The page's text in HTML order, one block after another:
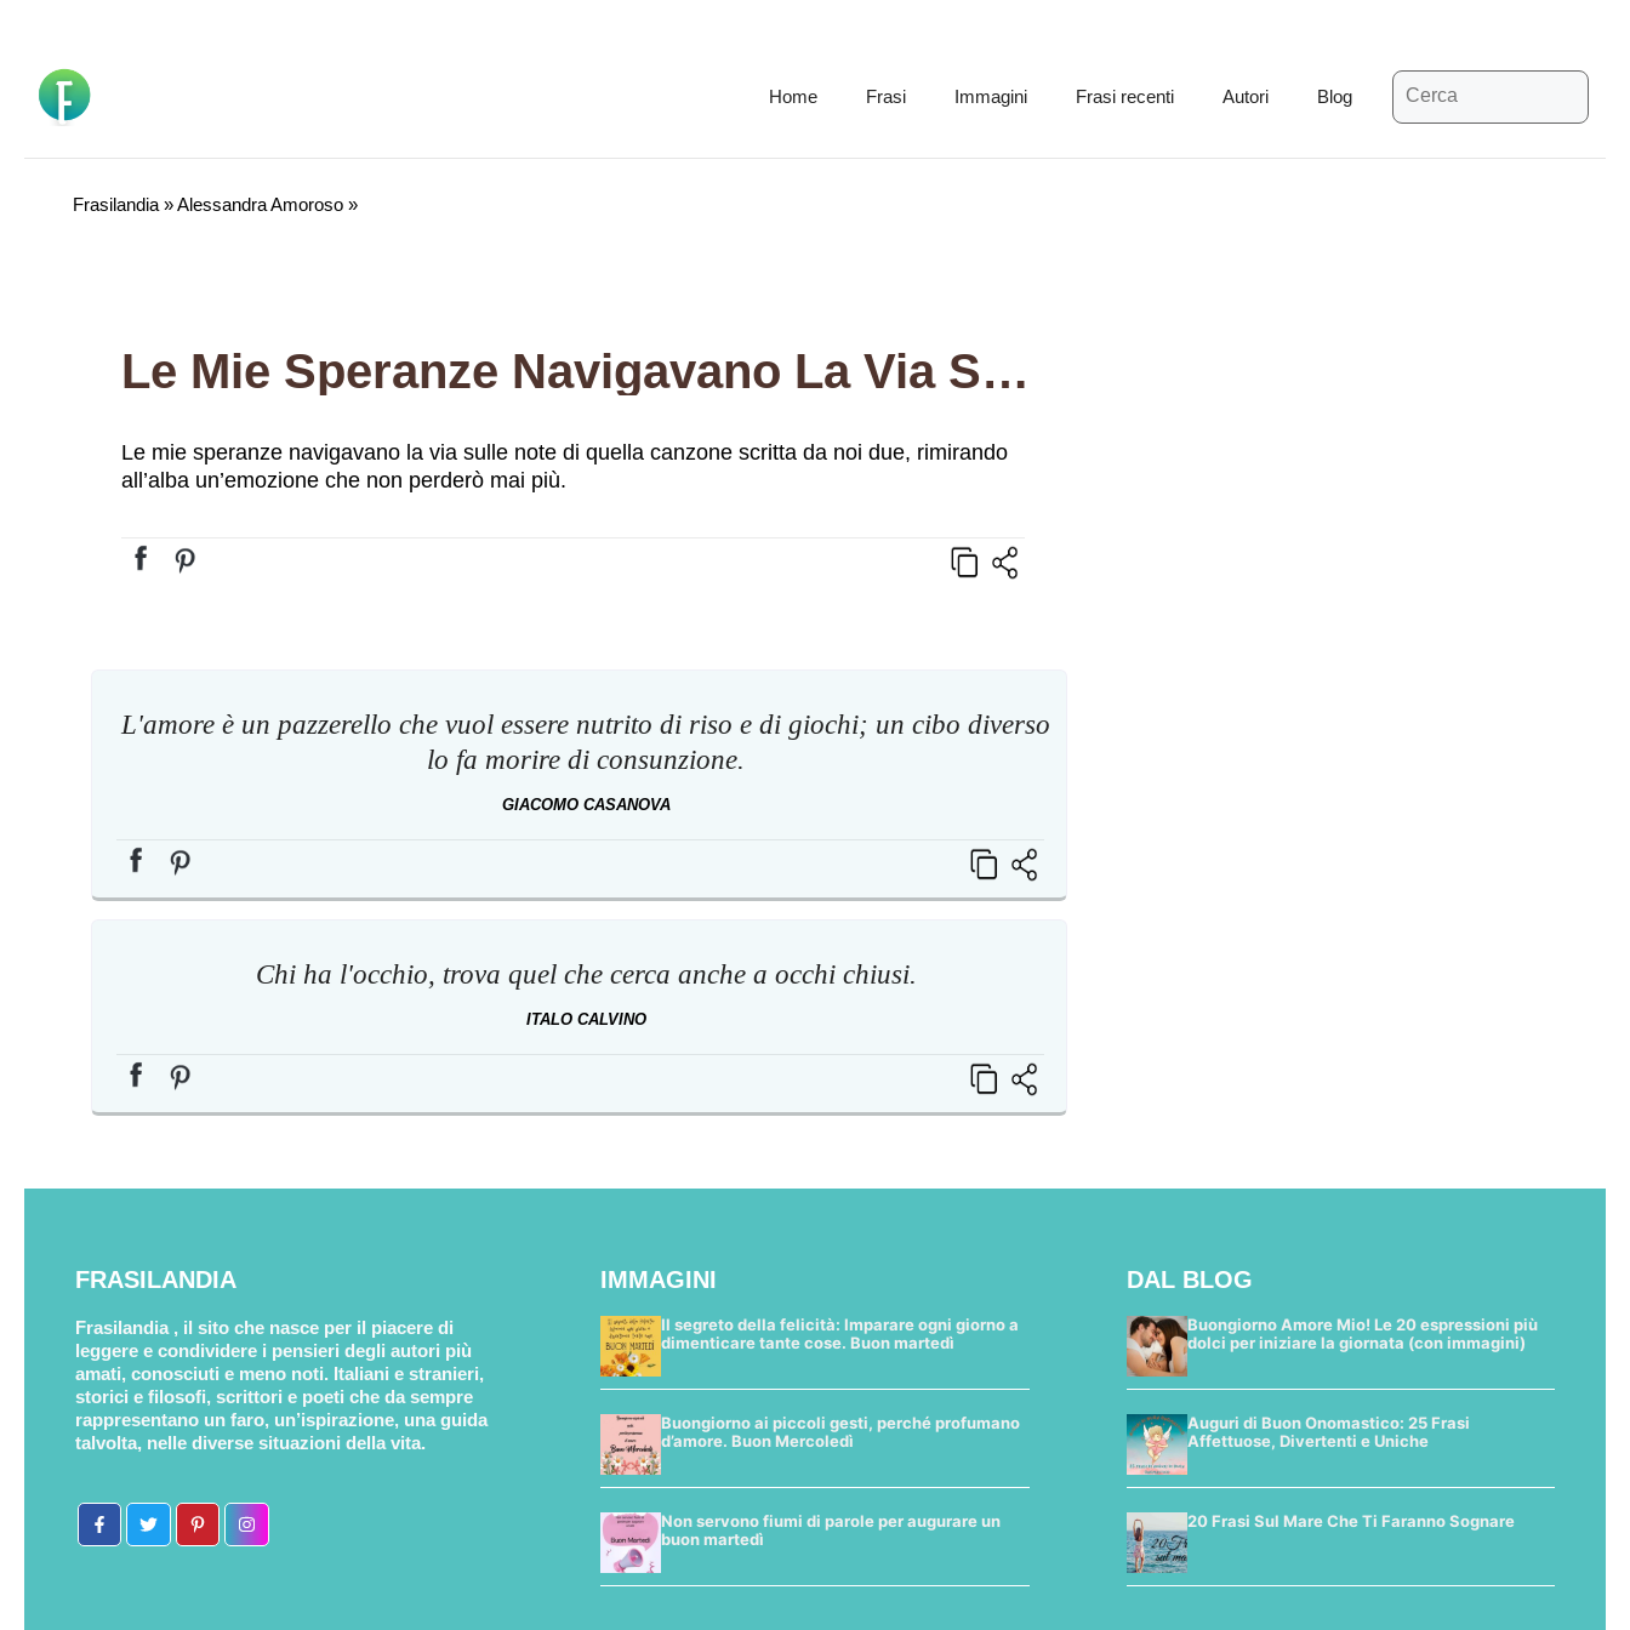
contenuto
Home Frasi Immagini Frasi recenti Autori Blog
Ricerca
per:
Frasilandia »Alessandra Amoroso »
Le Mie Speranze Navigavano La Via Sulle Note Di Quella Canzone Scritta Da Noi Due, Rimirando All’alba Un’emozione Che Non Perderò Mai Più.
Le mie speranze navigavano la via sulle note di quella canzone scritta da noi due, rimirando
all’alba un’emozione che non perderò mai più.
L'amore è un pazzerello che vuol essere nutrito di riso e di giochi; un cibo diverso
lo fa morire di consunzione.
GIACOMO CASANOVA
Chi ha l'occhio, trova quel che cerca anche a occhi chiusi.
ITALO CALVINO
FRASILANDIA
Frasilandia , il sito che nasce per il piacere di
leggere e condividere i pensieri degli autori più
amati, conosciuti e meno noti. Italiani e stranieri,
storici e filosofi, scrittori e poeti che da sempre
rappresentano un faro, un’ispirazione, una guida
talvolta, nelle diverse situazioni della vita.
IMMAGINI
Il segreto della felicità: Imparare ogni giorno a
dimenticare tante cose. Buon martedì
Buongiorno ai piccoli gesti, perché profumano
d’amore. Buon Mercoledì
Non servono fiumi di parole per augurare un
buon martedì
DAL BLOG
Buongiorno Amore Mio! Le 20 espressioni più
dolci per iniziare la giornata (con immagini)
Auguri di Buon Onomastico: 25 Frasi
Affettuose, Divertenti e Uniche
20 Frasi Sul Mare Che Ti Faranno Sognare